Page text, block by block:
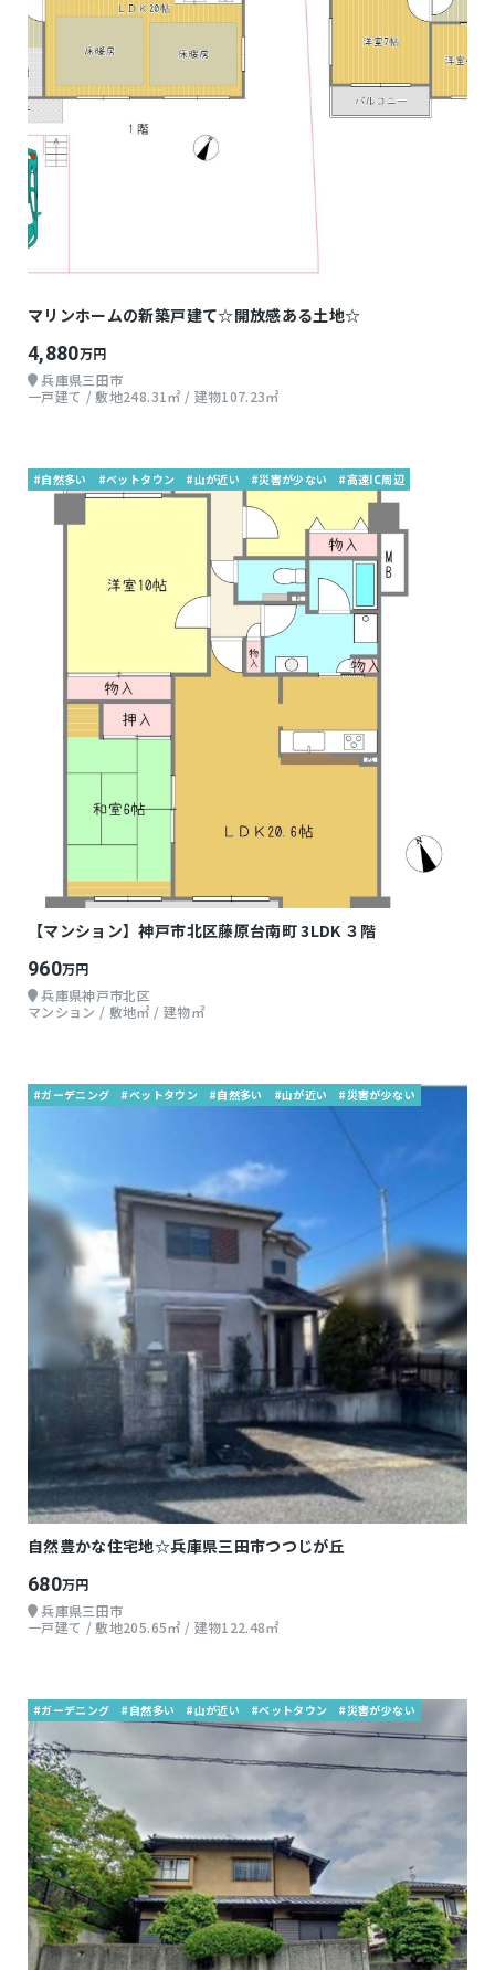
マリンホームの新築戸建て☆開放感ある土地☆
4,880万円
兵庫県三田市
一戸建て / 敷地248.31㎡ / 建物107.23㎡
#自然多い #ベットタウン #山が近い #災害が少ない #高速IC周辺
【マンション】神戸市北区藤原台南町 3LDK ３階
960万円
兵庫県神戸市北区
マンション / 敷地㎡ / 建物㎡
#ガーデニング #ベットタウン #自然多い #山が近い #災害が少ない
自然豊かな住宅地☆兵庫県三田市つつじが丘
680万円
兵庫県三田市
一戸建て / 敷地205.65㎡ / 建物122.48㎡
#ガーデニング #自然多い #山が近い #ベットタウン #災害が少ない